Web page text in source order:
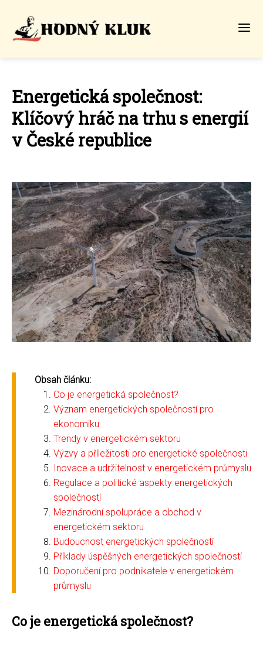
Energetická společnost:
Klíčový hráč na trhu s energií
v České republice
Obsah článku:
Co je energetická společnost?
Význam energetických společností pro
ekonomiku
Trendy v energetickém sektoru
Výzvy a příležitosti pro energetické společnosti
Inovace a udržitelnost v energetickém průmyslu
Regulace a politické aspekty energetických
společností
Mezinárodní spolupráce a obchod v
energetickém sektoru
Budoucnost energetických společností
Příklady úspěšných energetických společností
Doporučení pro podnikatele v energetickém
průmyslu
Co je energetická společnost?